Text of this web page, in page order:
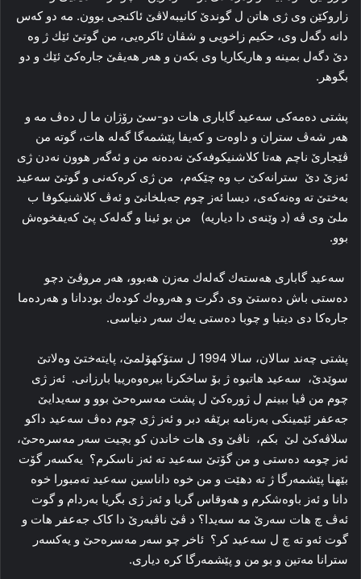
زاروكێن وی ژی ھاتن ل گوندێ كانیبەلاڤێ ئاکنجی بوون. مە دو كەس
دانە دگەل وی، حكیم زاخویی و شڤان ئاكرەیی، من گوتێ ئێك ژ وە
دێ دگەل بمینە و ھاریكاریا وی بكەن و ھەر ھەیڤێ جارەكێ ئێك و دو
بگوھر.
پشتی دەمەكی سەعید گاباری ھات دو-سێ رۆژان ما ل دەڤ مە و
ھەر شەڤ ستران و داوەت و كەیفا پێشمەگا گەلە ھات، گوتە من
ڤێجارێ ناچم ھەتا كلاشنیكوفەكێ نەدەنە من و ئەگەر ھوون نەدن ژی
ئەزێ دێ سترانەكێ ب وە چێكەم، من ژی كرەكەنی و گوتێ سەعید
بەختێ تە وەنەكەی، دیسا ئەز چوم جەبلخانێ و ئەڤ كلاشنیكوفا ب
ملێ وی ڤە (د وێنەی دا دیاریە) من بو ئینا و گەلەک پێ کەیفخوەش
بوو.
سەعید گاباری ھەستەك گەلەك مەزن ھەبوو، ھەر مروڤێ دچو
دەستی باش دەستێ وی دگرت و ھەروەك كودەك بوددانا و ھەردەما
جارەكا دی دیتبا و چوبا دەستی یەك سەر دنیاسی.
پشتی چەند سالان، سالا 1994 ل ستۆكھۆلمێ، پایتەختێ وەلاتێ
سوێدێ، سەعید ھاتبوە ژ بۆ ساخكرنا بیرەوەرییا بارزانی. ئەز ژی
چوم من ڤیا ببینم ل ژورەكێ ل پشت مەسرەحێ بوو و سەیدایێ
جەعفر ئێمینكی بەرنامە برێڤە دبر و ئەز ژی چوم دەڤ سەعید داکو
سلاڤەکێ لێ بکم، ناڤێ وی ھات خاندن کو بچیت سەر مەسرەحێ،
ئەز چومە دەستی و من گۆتێ سەعید تە ئەز ناسكرم؟ یەكسەر گۆت
بێهنا پێشمەرگا ژ تە دهێت و من خوە داناسین سەعید تەمبورا خوە
دانا و ئەز باوەشكرم و ھەوقاس گریا و ئەز ژی بگریا بەردام و گوت
ئەڤ چ ھات سەرێ مە سەیدا؟ د ڤێ ناڤبەرێ دا کاک جەعفر ھات و
گوت ئەو تە چ ل سەعید كر؟ ئاخر چو سەر مەسرەحێ و یەكسەر
سترانا مەتین و بو من و پێشمەرگا كرە دیاری.